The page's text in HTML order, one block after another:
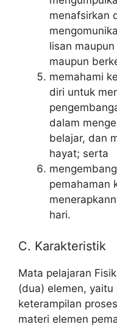
menafsirkan
lisan
maupun
memahami
diri untuk
dalam
belajar, dan
hayat; serta
pemahaman
hari.
C. Karakteristik
Mata pelajaran
(dua) elemen,
keterampilan
materi elemen